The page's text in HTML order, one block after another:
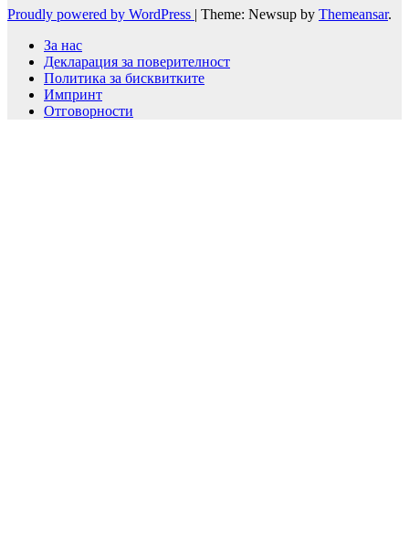
Proudly powered by WordPress | Theme: Newsup by Themeansar.
За нас
Декларация за поверителност
Политика за бисквитките
Импринт
Отговорности